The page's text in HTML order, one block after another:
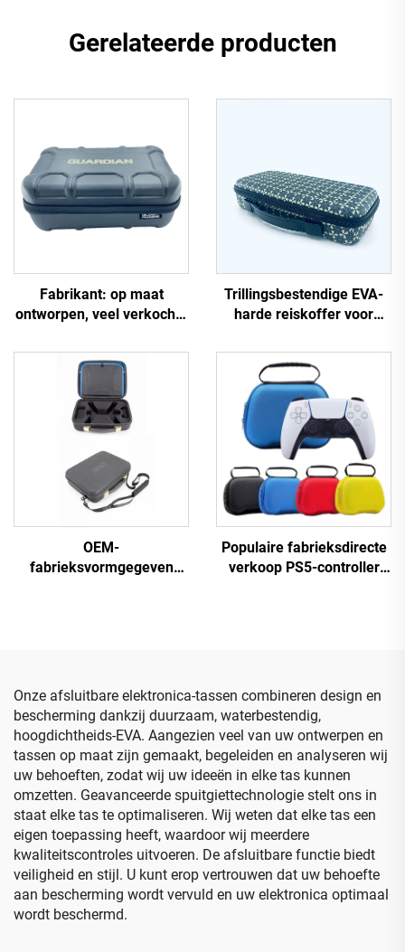
Gerelateerde producten
Fabrikant: op maat
ontworpen, veel verkochte
EVA, reiskoffer van EVA
Trillingsbestendige EVA-
harde reiskoffer voor
en EVA-schuim met
uitsparingen
OEM-
fabrieksvormgegeven
Populaire fabrieksdirecte
verkoop PS5-controller
Onze afsluitbare elektronica-tassen combineren design en
bescherming dankzij duurzaam, waterbestendig,
hoogdichtheids-EVA. Aangezien veel van uw ontwerpen en
tassen op maat zijn gemaakt, begeleiden en analyseren wij
uw behoeften, zodat wij uw ideeën in elke tas kunnen
omzetten. Geavanceerde spuitgiettechnologie stelt ons in
staat elke tas te optimaliseren. Wij weten dat elke tas een
eigen toepassing heeft, waardoor wij meerdere
kwaliteitscontroles uitvoeren. De afsluitbare functie biedt
veiligheid en stijl. U kunt erop vertrouwen dat uw behoefte
aan bescherming wordt vervuld en uw elektronica optimaal
wordt beschermd.